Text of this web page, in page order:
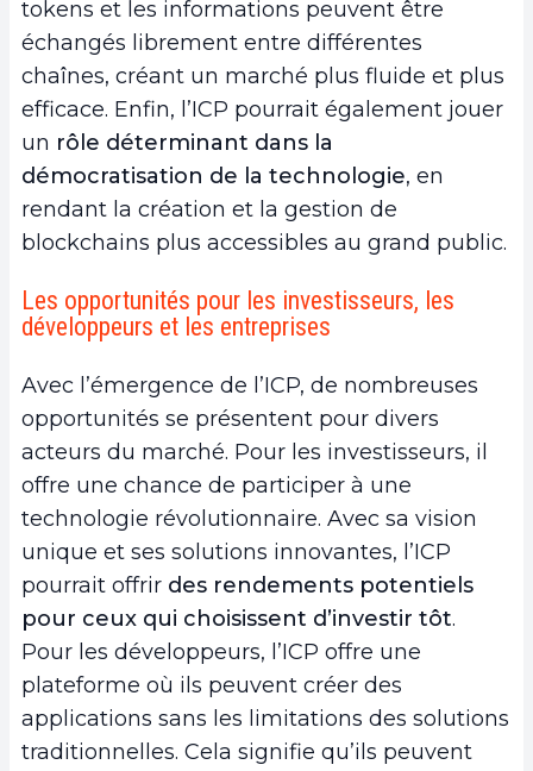
tokens et les informations peuvent être
échangés librement entre différentes
chaînes, créant un marché plus fluide et plus
efficace. Enfin, l’ICP pourrait également jouer
un rôle déterminant dans la
démocratisation de la technologie, en
rendant la création et la gestion de
blockchains plus accessibles au grand public.
Les opportunités pour les investisseurs, les
développeurs et les entreprises
Avec l’émergence de l’ICP, de nombreuses
opportunités se présentent pour divers
acteurs du marché. Pour les investisseurs, il
offre une chance de participer à une
technologie révolutionnaire. Avec sa vision
unique et ses solutions innovantes, l’ICP
pourrait offrir des rendements potentiels
pour ceux qui choisissent d’investir tôt.
Pour les développeurs, l’ICP offre une
plateforme où ils peuvent créer des
applications sans les limitations des solutions
traditionnelles. Cela signifie qu’ils peuvent